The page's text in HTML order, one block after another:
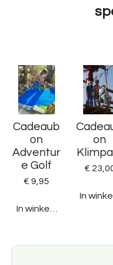
Cadeaub
on
Adventur
e Golf
€ 9,95
In winkelwagen
on
€
In